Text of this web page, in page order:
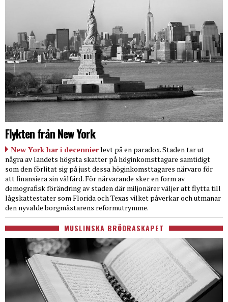
Flykten från New York
New York har i decennierlevt på en paradox. Staden tar ut
några av landets högsta skatter på höginkomsttagare samtidigt
som den förlitat sig på just dessa höginkomsttagares närvaro för
att finansiera sin välfärd. För närvarande sker en form av
demografisk förändring av staden där miljonärer väljer att flytta till
lågskattestater som Florida och Texas vilket påverkar och utmanar
den nyvalde borgmästarens reformutrymme.
MUSLIMSKA BRÖDRASKAPET